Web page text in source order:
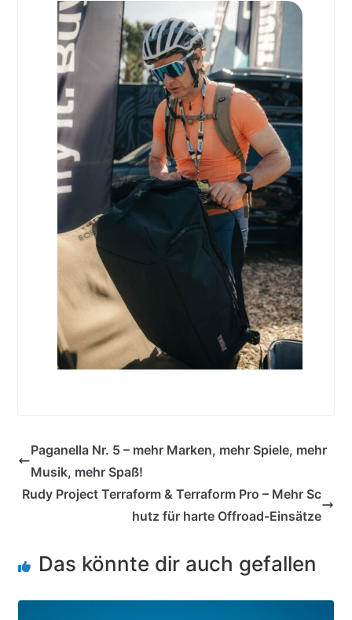
Paganella Nr. 5 – mehr Marken, mehr Spiele, mehr
Musik, mehr Spaß!
Rudy Project Terraform & Terraform Pro – Mehr Sc
hutz für harte Offroad-Einsätze
Das könnte dir auch gefallen